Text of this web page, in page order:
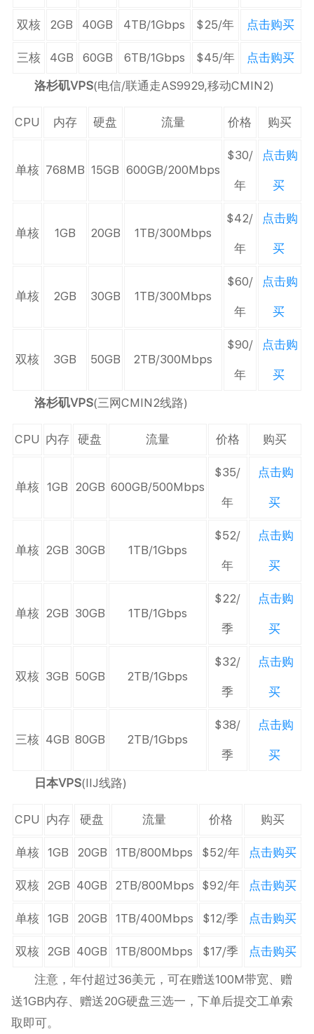
双核 2GB 40GB 4TB/1Gbps $25/年 点击购买
三核 4GB 60GB 6TB/1Gbps $45/年
点击购买
洛杉矶VPS(电信/联通走AS9929,移动CMIN2)
CPU 内存 硬盘 流量 价格 购买
单核 768MB 15GB 600GB/200Mbps
$30/
年
点击购
买
单核 1GB 20GB 1TB/300Mbps
$42/
年
点击购
买
单核 2GB 30GB 1TB/300Mbps
$60/
年
点击购
买
双核 3GB 50GB 2TB/300Mbps
$90/
年
点击购
买
洛杉矶VPS(三网CMIN2线路)
CPU 内存 硬盘 流量 价格 购买
单核 1GB 20GB 600GB/500Mbps
$35/
年
点击购
买
单核 2GB 30GB 1TB/1Gbps
$52/
年
点击购
买
单核 2GB 30GB 1TB/1Gbps
$22/
季
点击购
买
双核 3GB 50GB 2TB/1Gbps
$32/
季
点击购
买
三核 4GB 80GB 2TB/1Gbps
$38/
季
点击购
买
日本VPS(IIJ线路)
CPU 内存 硬盘 流量 价格 购买
单核 1GB 20GB 1TB/800Mbps $52/年 点击购买
双核 2GB 40GB 2TB/800Mbps $92/年 点击购买
单核 1GB 20GB 1TB/400Mbps $12/季 点击购买
双核 2GB 40GB 1TB/800Mbps $17/季
点击购买
注意，年付超过36美元，可在赠送100M带宽、赠
送1GB内存、赠送20G硬盘三选一，下单后提交工单索
取即可。